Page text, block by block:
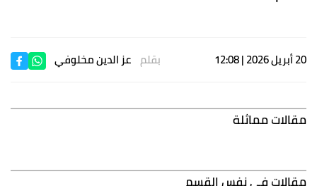
20 أبريل 2026 | 12:08 بقلم عز الدين مخلوفي
مقالات مماثلة
مقالات في نفس القسم